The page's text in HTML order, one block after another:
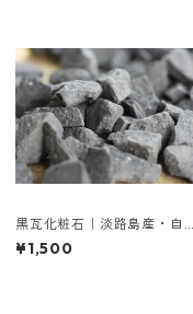
黒瓦化粧石｜淡路島産・自
然黒色｜アガベ・多肉植物
に最適【1L】
¥1,500